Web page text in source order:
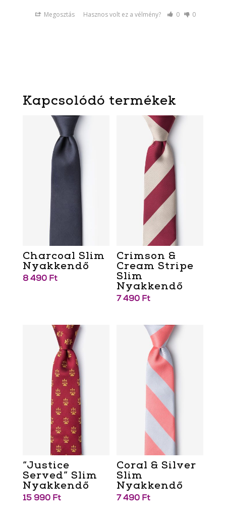
Megosztás Hasznos volt ez a vélmény? 0 0
Kapcsolódó termékek
Charcoal Slim
Nyakkendő
8 490 Ft
Crimson &
Cream Stripe
Slim
Nyakkendő
7 490 Ft
“Justice
Served” Slim
Nyakkendő
15 990 Ft
Coral & Silver
Slim
Nyakkendő
7 490 Ft